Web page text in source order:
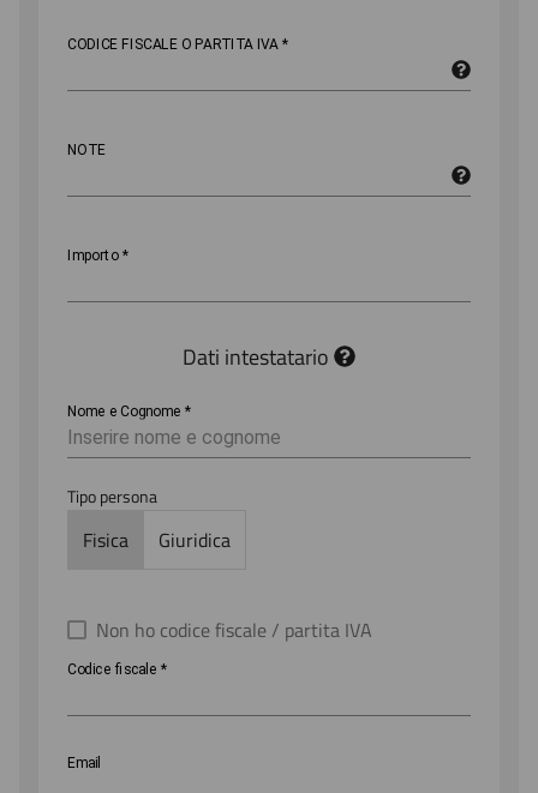
CODICE FISCALE O PARTITA IVA *
NOTE
Importo*
Dati intestatario
Anagrafica
Nome e Cognome *
Tipo persona
Fisica Giuridica
Non ho codice fiscale / partita IVA
Codice
Codice fiscale *
Email
Email